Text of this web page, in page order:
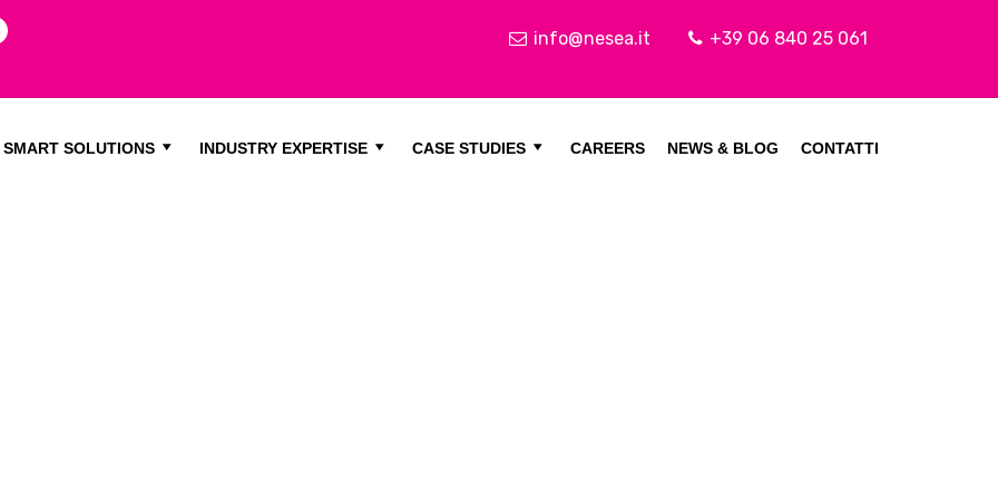
info@nesea.it +39 06 840 25 061
SMART SOLUTIONS INDUSTRY EXPERTISE CASE STUDIES CAREERS NEWS & BLOG CONTATTI